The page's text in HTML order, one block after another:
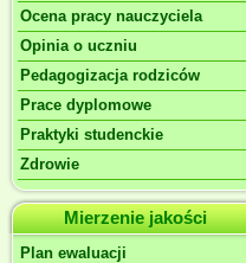
Ocena pracy nauczyciela
Opinia o uczniu
Pedagogizacja rodziców
Prace dyplomowe
Praktyki studenckie
Zdrowie
Mierzenie jakości
Plan ewaluacji